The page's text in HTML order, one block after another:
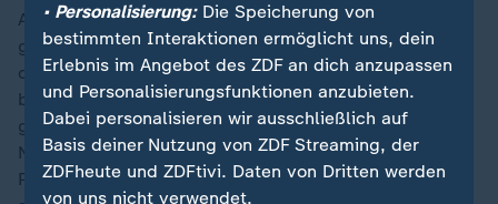
Auch bei Polstermöbeln und Matratzen ist Vorsicht
geboten: Empfindliche Stoffe wie Seide, Mikrofaser
oder Velours können durch Hochdruckdampf
beschädigt werden. Daher sollte vor der Anwendung
geprüft werden, ob das Material dampfgeeignet ist.
Nach der Reinigung ist es besonders wichtig, die
Polster vollständig trocknen zu lassen - nur so lässt
• Personalisierung:Die Speicherung von
bestimmten Interaktionen ermöglicht uns, dein
Erlebnis im Angebot des ZDF an dich anzupassen
und Personalisierungsfunktionen anzubieten.
Dabei personalisieren wir ausschließlich auf
Basis deiner Nutzung von ZDF Streaming, der
ZDFheute und ZDFtivi. Daten von Dritten werden
von uns nicht verwendet.